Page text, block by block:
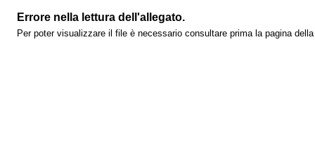
Errore nella lettura dell'allegato.
Per poter visualizzare il file è necessario consultare prima la pagina